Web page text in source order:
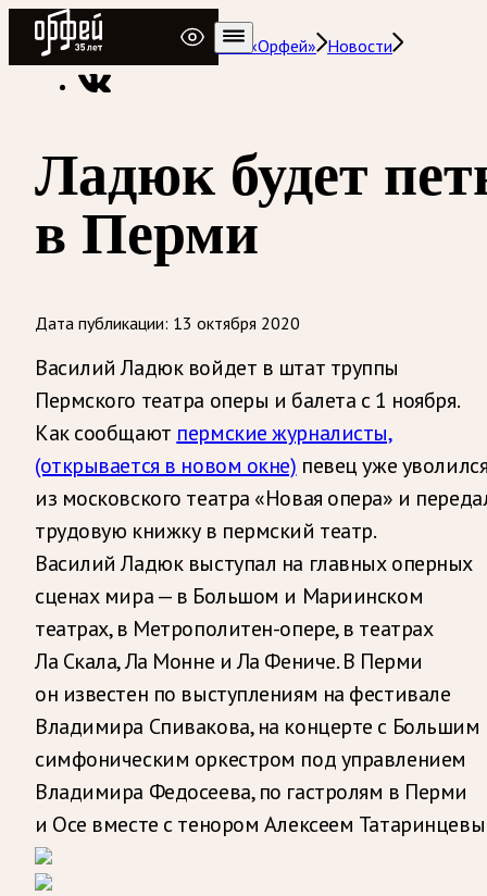
Радио Орфей
Радио классической музыки «Орфей» Новости
Ладюк будет
в Перми
Дата публикации: 13 октября 2020
Василий Ладюк войдет в штат труппы
Пермского театра оперы и балета с 1 ноября.
Как сообщают пермские журналисты,
(открывается в новом окне) певец уже
из московского театра «Новая опера» и
трудовую книжку в пермский театр.
Василий Ладюк выступал на главных оперных
сценах мира — в Большом и Мариинском
театрах, в Метрополитен-опере, в театрах
Ла Скала, Ла Монне и Ла Фениче. В Перми
он известен по выступлениям на фестивале
Владимира Спивакова, на концерте с Большим
симфоническим оркестром под управлением
Владимира Федосеева, по гастролям в Перми
и Осе вместе с тенором Алексеем